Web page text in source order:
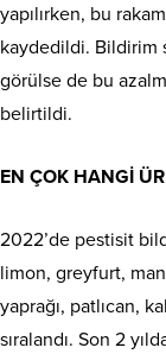
yapılırken, bu
kaydedildi. Bildirim
görülse de bu
belirtildi.
EN ÇOK HANGİ
2022’de pestisit
limon, greyfurt,
yaprağı, patlıcan,
sıralandı. Son 2